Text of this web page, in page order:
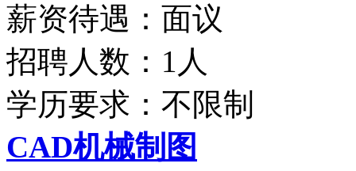
薪资待遇：面议
招聘人数：1人
学历要求：不限制
CAD机械制图